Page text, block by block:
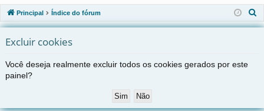
ks
rá
pi
os
u
ns
ra
r
ist
ra
Principal Índice do fórum
e
Excluir cookies
Você deseja realmente excluir todos os cookies gerados por este
painel?